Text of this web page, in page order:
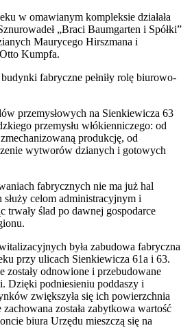
w omawianym kompleksie działała
„Braci Baumgarten i Spółki”
Maurycego Hirszmana i
Kumpfa.
fabryczne pełniły rolę biurowo-
przemysłowych na Sienkiewicza 63
przemysłu włókienniczego: od
produkcję, od
wytworów dzianych i gotowych
fabrycznych nie ma już hal
celom administracyjnym i
trwały ślad po dawnej gospodarce
była zabudowa fabryczna
przy ulicach Sienkiewicza 61a i 63.
zostały odnowione i przebudowane
Dzięki podniesieniu poddaszy i
zwiększyła się ich powierzchnia
została zabytkowa wartość
biura Urzędu mieszczą się na